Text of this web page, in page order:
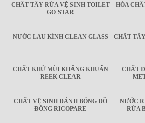
CHẤT TẨY RỬA VỆ SINH TOILET
GO-STAR
HÓA
NƯỚC LAU KÍNH CLEAN GLASS
CHẤT
CHẤT KHỬ MÙI KHÁNG KHUẨN
REEK CLEAR
CHẤT
CHẤT VỆ SINH ĐÁNH BÓNG ĐỒ
ĐỒNG RICOPARE
NƯỚC
RỬA